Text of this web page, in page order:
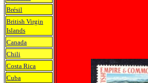
Brésil
British Virgin
Islands
Canada
Chili
Costa Rica
Cuba